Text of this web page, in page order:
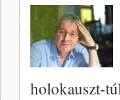
holokauszt-